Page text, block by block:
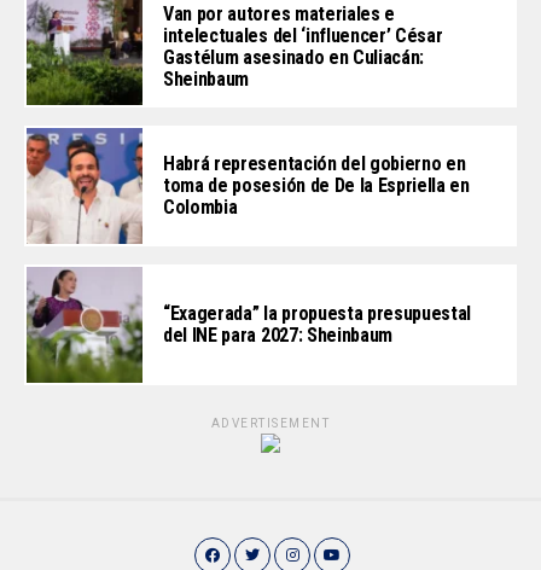
Van por autores materiales e
intelectuales del ‘influencer’ César
Gastélum asesinado en Culiacán:
Sheinbaum
Habrá representación del gobierno en
toma de posesión de De la Espriella en
Colombia
“Exagerada” la propuesta presupuestal
del INE para 2027: Sheinbaum
ADVERTISEMENT